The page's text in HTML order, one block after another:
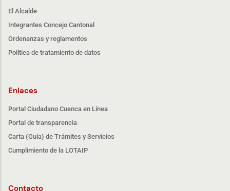
El Alcalde
Integrantes Concejo Cantonal
Ordenanzas y reglamentos
Política de tratamiento de datos
Enlaces
Portal Ciudadano Cuenca en Línea
Portal de transparencia
Carta (Guía) de Trámites y Servicios
Cumplimiento de la LOTAIP
Contacto